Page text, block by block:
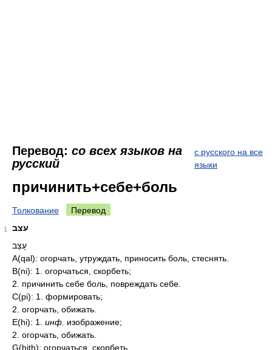
Перевод: со всех языков на
русский
с русского на все
языки
причинить+себе+боль
Толкование Перевод
1
עצב
עָצַב
A(qal): огорчать, утруждать, приносить боль, стеснять.
B(ni): 1. огорчаться, скорбеть;
2. причинить себе боль, повреждать себе.
C(pi): 1. формировать;
2. огорчать, обижать.
E(hi): 1. инф. изображение;
2. огорчать, обижать.
G(hith): огорчаться, скорбеть.